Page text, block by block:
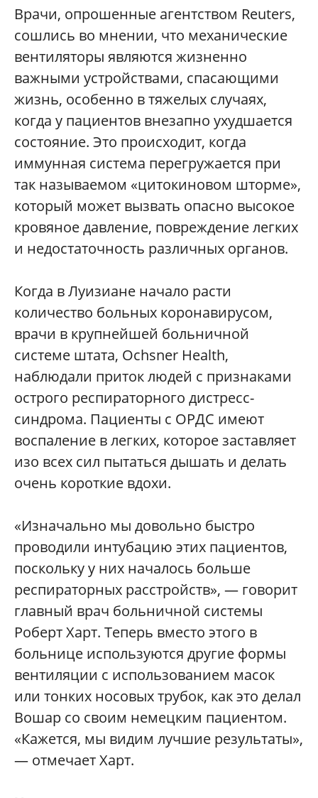
Врачи, опрошенные агентством Reuters,
сошлись во мнении, что механические
вентиляторы являются жизненно
важными устройствами, спасающими
жизнь, особенно в тяжелых случаях,
когда у пациентов внезапно ухудшается
состояние. Это происходит, когда
иммунная система перегружается при
так называемом «цитокиновом шторме»,
который может вызвать опасно высокое
кровяное давление, повреждение легких
и недостаточность различных органов.
Когда в Луизиане начало расти
количество больных коронавирусом,
врачи в крупнейшей больничной
системе штата, Ochsner Health,
наблюдали приток людей с признаками
острого респираторного дистресс-
синдрома. Пациенты с ОРДС имеют
воспаление в легких, которое заставляет
изо всех сил пытаться дышать и делать
очень короткие вдохи.
«Изначально мы довольно быстро
проводили интубацию этих пациентов,
поскольку у них началось больше
респираторных расстройств», — говорит
главный врач больничной системы
Роберт Харт. Теперь вместо этого в
больнице используются другие формы
вентиляции с использованием масок
или тонких носовых трубок, как это делал
Вошар со своим немецким пациентом.
«Кажется, мы видим лучшие результаты»,
— отмечает Харт.